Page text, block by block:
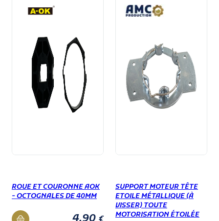
ROUE ET COURONNE AOK
- OCTOGNALES DE 40MM
SUPPORT MOTEUR TÊTE
ETOILE MÉTALLIQUE (À
VISSER) TOUTE
MOTORISATION ÉTOILÉE